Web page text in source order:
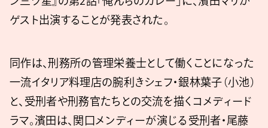
ゲスト出演することが発表された。
同作は、刑務所の管理栄養士として働くことになった
一流イタリア料理店の腕利きシェフ・銀林葉子（小池）
と、受刑者や刑務官たちとの交流を描くコメディード
ラマ。濱田は、関口メンディーが演じる受刑者・尾藤